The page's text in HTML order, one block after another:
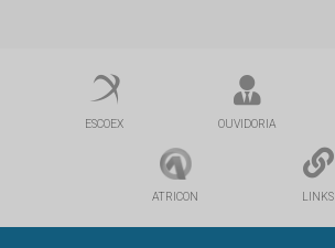
ESCOEX OUVIDORIA
ATRICON LINKS